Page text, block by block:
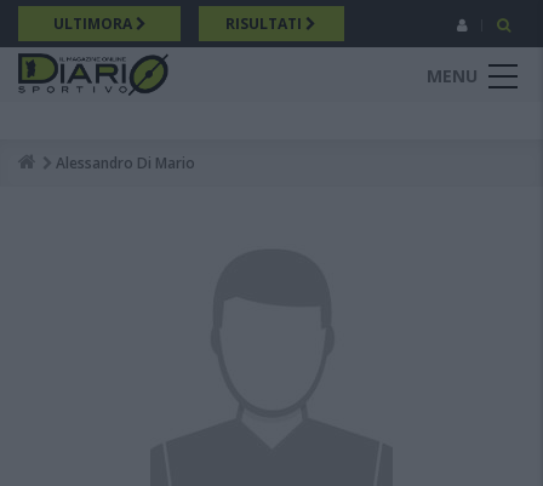
Salta
al
contenuto
principale
ULTIMORA RISULTATI
MENU
Breadcrumb
Alessandro Di Mario